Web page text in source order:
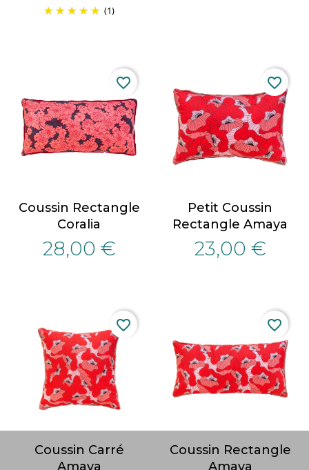
(1)
Coussin Rectangle
Coralia
28,00 €
favorite_border
Petit Coussin
Rectangle Amaya
23,00 €
favorite_border
Coussin Carré
Amaya
favorite_border
Coussin Rectangle
Amaya
favorite_border